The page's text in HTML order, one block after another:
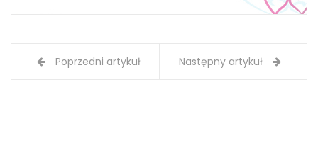
Poprzedni artykuł Następny artykuł